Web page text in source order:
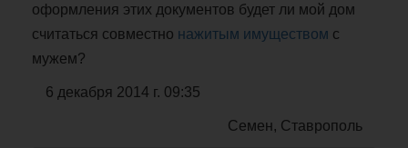
оформления этих документов будет ли мой дом
считаться совместно нажитым имуществом с
мужем?
6 декабря 2014 г. 09:35
Семен, Ставрополь